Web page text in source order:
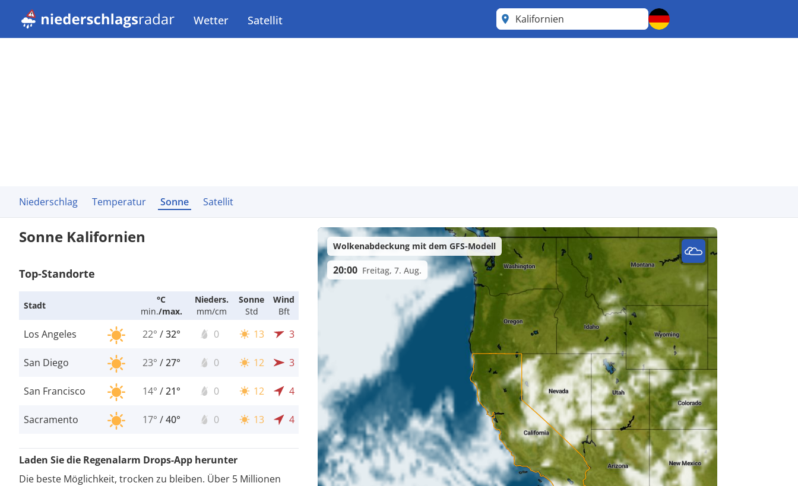
Wetter Satellit Kalifornien
Niederschlag Temperatur Sonne Satellit
Sonne Kalifornien
Top-Standorte
Stadt
°C
min./max.
Nieders.
mm/cm
Sonne
Std
Wind
Bft
Los Angeles 22° /32° 0 13 3
San Diego 23° /27° 0 12 3
San Francisco 14° /21° 0 12 4
Sacramento 17° /40° 0 13 4
Laden Sie die Regenalarm Drops-App herunter
Die beste Möglichkeit, trocken zu bleiben. Über 5 Millionen
Wolkenabdeckung mit dem GFS-Modell
20:00 Freitag, 7. Aug.